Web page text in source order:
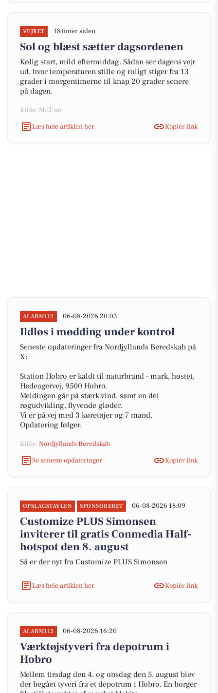
VEJRET 18 timer siden
Sol og blæst sætter dagsordenen
Kølig start, mild eftermiddag. Sådan ser dagens vejr
ud, hvor temperaturen stille og roligt stiger fra 13
grader i morgentimerne til knap 20 grader senere
på dagen.
Kilde: MET.no
Læs hele artiklen her
Kopiér link
ALARM112 06-08-2026 20:03
Ildløs i mødding under kontrol
Seneste opdateringer fra Nordjyllands Beredskab på
X:
Station Hobro er kaldt til naturbrand - mark, høstet,
Hedeagervej, 9500 Hobro.
Meldingen går på stærk vind, samt en del
røgudvikling, flyvende gløder.
Vi er på vej med 3 køretøjer og 7 mand.
Opdatering følger.
Kilde: Nordjyllands Beredskab
Se seneste opdateringer
Kopiér link
OPSLAGSTAVLEN SPONSORERET 06-08-2026 18:09
Customize PLUS Simonsen
inviterer til gratis Conmedia Half-
hotspot den 8. august
Så er der nyt fra Customize PLUS Simonsen
Læs hele artiklen her Kopiér link
ALARM112 06-08-2026 16:20
Værktøjstyveri fra depotrum i
Hobro
Mellem tirsdag den 4. og onsdag den 5. august blev
der begået tyveri fra et depotrum i Hobro. En borger